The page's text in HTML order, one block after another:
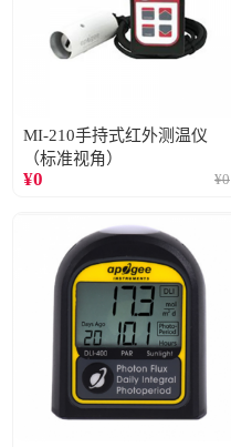
MI-210手持式红外测温仪
（标准视角）
¥0 ¥0